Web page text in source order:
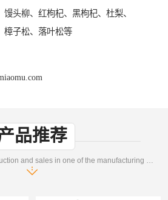
头柳、红枸杞、黑枸杞、杜梨、
樟子松、落叶松等
品推荐